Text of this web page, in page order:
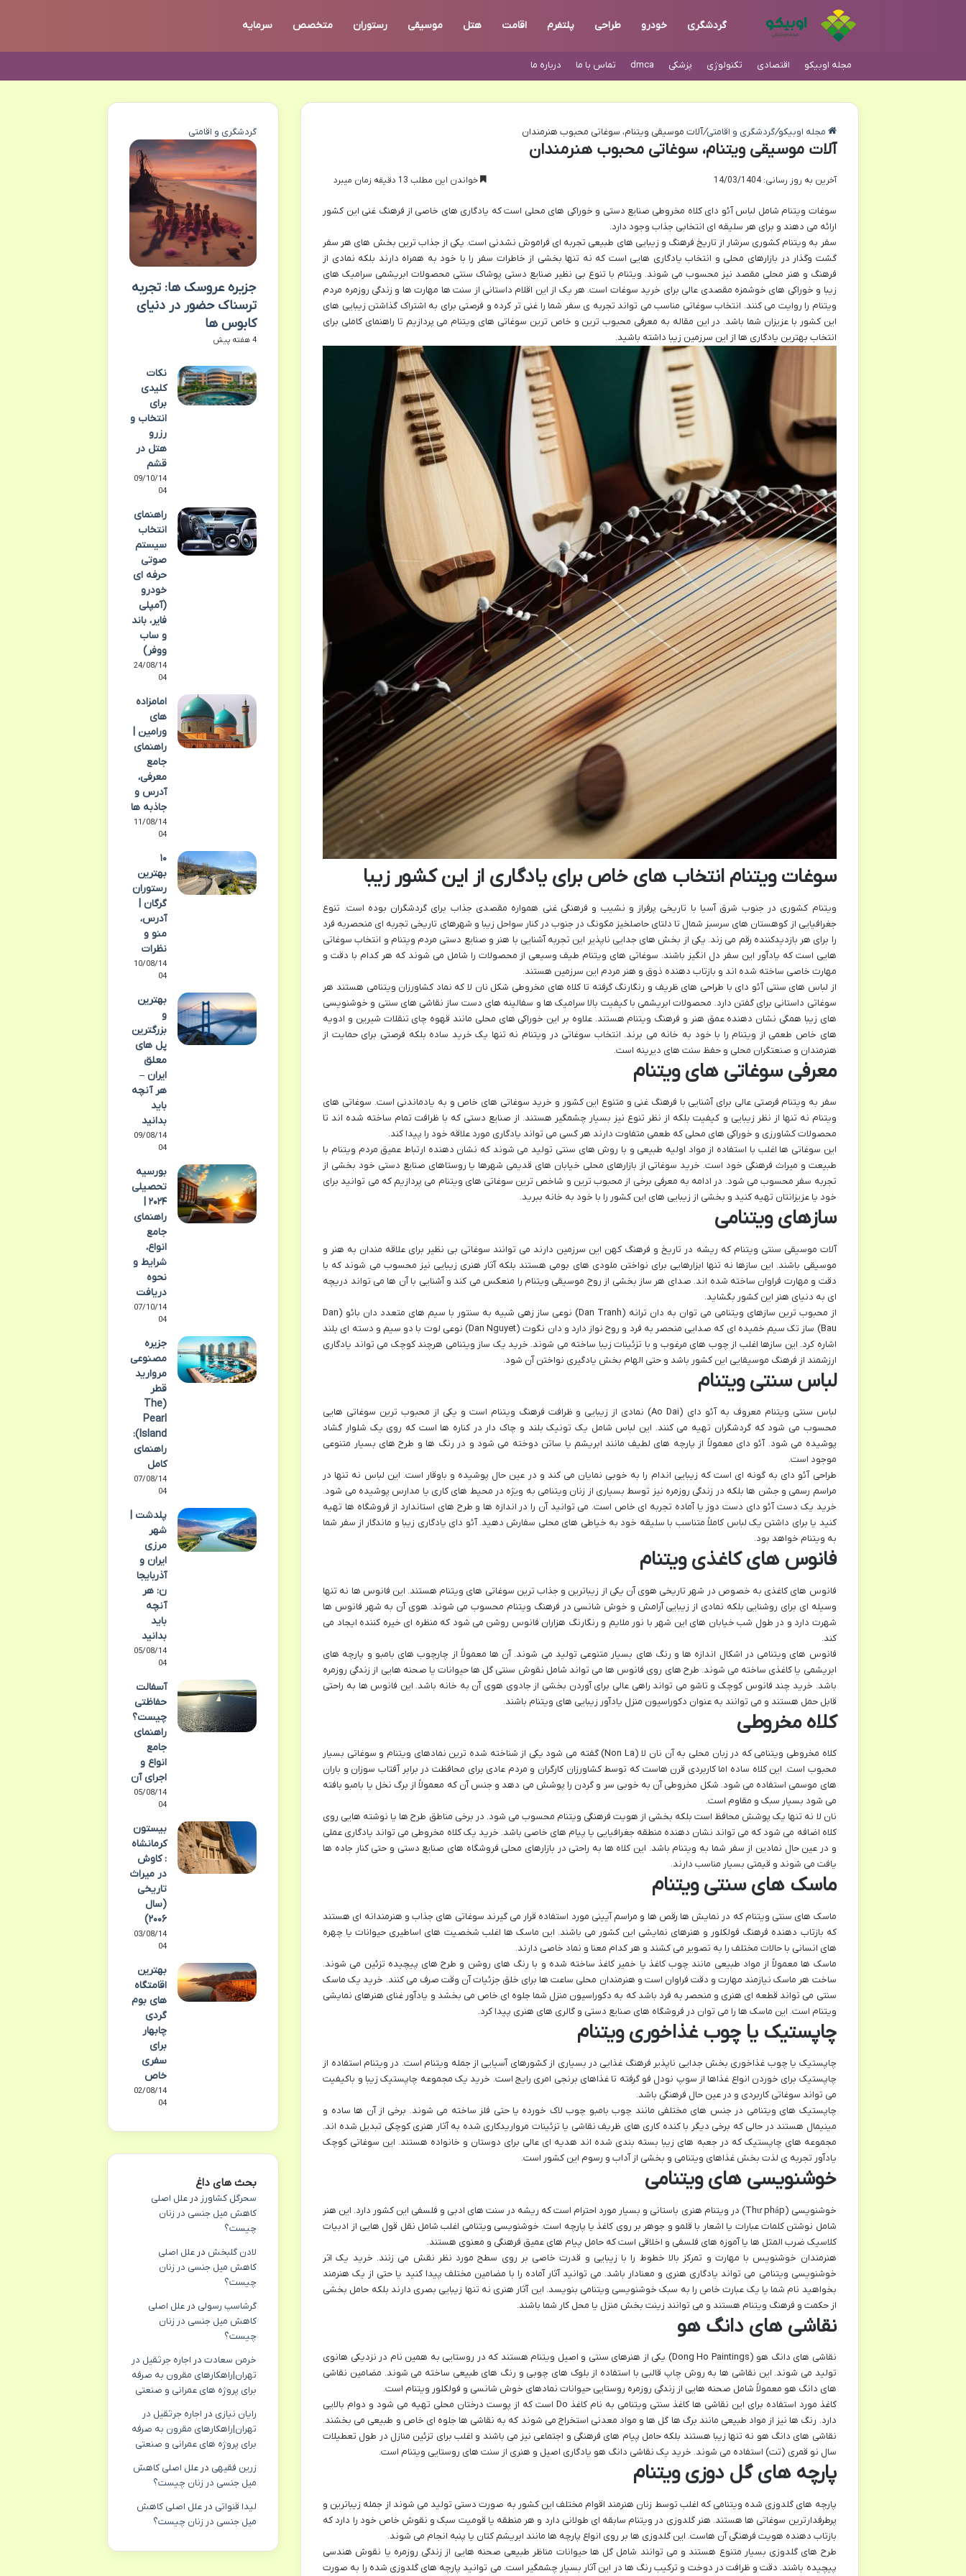
گردشگری خودرو طراحی پلتفرم اقامت هتل موسیقی رستوران متخصص سرمایه
مجله اوبیکو اقتصادی تکنولوژی پزشکی dmca تماس با ما درباره ما
مجله اوبیکو/گردشگری و اقامتی/آلات موسیقی ویتنام، سوغاتی محبوب هنرمندان
آلات موسیقی ویتنام، سوغاتی محبوب هنرمندان
آخرین به روز رسانی: 14/03/1404 خواندن این مطلب 13 دقیقه زمان میبرد
سوغات ویتنام شامل لباس آئو دای کلاه مخروطی صنایع دستی و خوراکی های محلی است که یادگاری های خاصی از فرهنگ غنی این کشور
ارائه می دهند و برای هر سلیقه ای انتخابی جذاب وجود دارد.
سفر به ویتنام کشوری سرشار از تاریخ فرهنگ و زیبایی های طبیعی تجربه ای فراموش نشدنی است. یکی از جذاب ترین بخش های هر سفر
گشت وگذار در بازارهای محلی و انتخاب یادگاری هایی است که نه تنها بخشی از خاطرات سفر را با خود به همراه دارند بلکه نمادی از
فرهنگ و هنر محلی مقصد نیز محسوب می شوند. ویتنام با تنوع بی نظیر صنایع دستی پوشاک سنتی محصولات ابریشمی سرامیک های
زیبا و خوراکی های خوشمزه مقصدی عالی برای خرید سوغات است. هر یک از این اقلام داستانی از سنت ها مهارت ها و زندگی روزمره مردم
ویتنام را روایت می کنند. انتخاب سوغاتی مناسب می تواند تجربه ی سفر شما را غنی تر کرده و فرصتی برای به اشتراک گذاشتن زیبایی های
این کشور با عزیزان شما باشد. در این مقاله به معرفی محبوب ترین و خاص ترین سوغاتی های ویتنام می پردازیم تا راهنمای کاملی برای
انتخاب بهترین یادگاری ها از این سرزمین زیبا داشته باشید.
سوغات ویتنام انتخاب های خاص برای یادگاری از این کشور زیبا
ویتنام کشوری در جنوب شرق آسیا با تاریخی پرفراز و نشیب و فرهنگی غنی همواره مقصدی جذاب برای گردشگران بوده است. تنوع
جغرافیایی از کوهستان های سرسبز شمال تا دلتای حاصلخیز مکونگ در جنوب در کنار سواحل زیبا و شهرهای تاریخی تجربه ای منحصربه فرد
را برای هر بازدیدکننده رقم می زند. یکی از بخش های جدایی ناپذیر این تجربه آشنایی با هنر و صنایع دستی مردم ویتنام و انتخاب سوغاتی
هایی است که یادآور این سفر دل انگیز باشند. سوغاتی های ویتنام طیف وسیعی از محصولات را شامل می شوند که هر کدام با دقت و
مهارت خاصی ساخته شده اند و بازتاب دهنده ذوق و هنر مردم این سرزمین هستند.
از لباس های سنتی آئو دای با طراحی های ظریف و رنگارنگ گرفته تا کلاه های مخروطی شکل نان لا که نماد کشاورزان ویتنامی هستند هر
سوغاتی داستانی برای گفتن دارد. محصولات ابریشمی با کیفیت بالا سرامیک ها و سفالینه های دست ساز نقاشی های سنتی و خوشنویسی
های زیبا همگی نشان دهنده عمق هنر و فرهنگ ویتنام هستند. علاوه بر این خوراکی های محلی مانند قهوه چای تنقلات شیرین و ادویه
های خاص طعمی از ویتنام را با خود به خانه می برند. انتخاب سوغاتی در ویتنام نه تنها یک خرید ساده بلکه فرصتی برای حمایت از
هنرمندان و صنعتگران محلی و حفظ سنت های دیرینه است.
معرفی سوغاتی های ویتنام
سفر به ویتنام فرصتی عالی برای آشنایی با فرهنگ غنی و متنوع این کشور و خرید سوغاتی های خاص و به یادماندنی است. سوغاتی های
ویتنام نه تنها از نظر زیبایی و کیفیت بلکه از نظر تنوع نیز بسیار چشمگیر هستند. از صنایع دستی که با ظرافت تمام ساخته شده اند تا
محصولات کشاورزی و خوراکی های محلی که طعمی متفاوت دارند هر کسی می تواند یادگاری مورد علاقه خود را پیدا کند.
این سوغاتی ها اغلب با استفاده از مواد اولیه طبیعی و با روش های سنتی تولید می شوند که نشان دهنده ارتباط عمیق مردم ویتنام با
طبیعت و میراث فرهنگی خود است. خرید سوغاتی از بازارهای محلی خیابان های قدیمی شهرها یا روستاهای صنایع دستی خود بخشی از
تجربه سفر محسوب می شود. در ادامه به معرفی برخی از محبوب ترین و شاخص ترین سوغاتی های ویتنام می پردازیم که می توانید برای
خود یا عزیزانتان تهیه کنید و بخشی از زیبایی های این کشور را با خود به خانه ببرید.
سازهای ویتنامی
آلات موسیقی سنتی ویتنام که ریشه در تاریخ و فرهنگ کهن این سرزمین دارند می توانند سوغاتی بی نظیر برای علاقه مندان به هنر و
موسیقی باشند. این سازها نه تنها ابزارهایی برای نواختن ملودی های بومی هستند بلکه آثار هنری زیبایی نیز محسوب می شوند که با
دقت و مهارت فراوان ساخته شده اند. صدای هر ساز بخشی از روح موسیقی ویتنام را منعکس می کند و آشنایی با آن ها می تواند دریچه
ای به دنیای هنر این کشور بگشاید.
از محبوب ترین سازهای ویتنامی می توان به دان ترانه (Dan Tranh) نوعی ساز زهی شبیه به سنتور با سیم های متعدد دان بائو (Dan
Bau) ساز تک سیم خمیده ای که صدایی منحصر به فرد و روح نواز دارد و دان نگوت (Dan Nguyet) نوعی لوت با دو سیم و دسته ای بلند
اشاره کرد. این سازها اغلب از چوب های مرغوب و با تزئینات زیبا ساخته می شوند. خرید یک ساز ویتنامی هرچند کوچک می تواند یادگاری
ارزشمند از فرهنگ موسیقایی این کشور باشد و حتی الهام بخش یادگیری نواختن آن شود.
لباس سنتی ویتنام
لباس سنتی ویتنام معروف به آئو دای (Ao Dai) نمادی از زیبایی و ظرافت فرهنگ ویتنام است و یکی از محبوب ترین سوغاتی هایی
محسوب می شود که گردشگران تهیه می کنند. این لباس شامل یک تونیک بلند و چاک دار در کناره ها است که روی یک شلوار گشاد
پوشیده می شود. آئو دای معمولاً از پارچه های لطیف مانند ابریشم یا ساتن دوخته می شود و در رنگ ها و طرح های بسیار متنوعی
موجود است.
طراحی آئو دای به گونه ای است که زیبایی اندام را به خوبی نمایان می کند و در عین حال پوشیده و باوقار است. این لباس نه تنها در
مراسم رسمی و جشن ها بلکه در زندگی روزمره نیز توسط بسیاری از زنان ویتنامی به ویژه در محیط های کاری یا مدارس پوشیده می شود.
خرید یک دست آئو دای دست دوز یا آماده تجربه ای خاص است. می توانید آن را در اندازه ها و طرح های استاندارد از فروشگاه ها تهیه
کنید یا برای داشتن یک لباس کاملاً متناسب با سلیقه خود به خیاطی های محلی سفارش دهید. آئو دای یادگاری زیبا و ماندگار از سفر شما
به ویتنام خواهد بود.
فانوس های کاغذی ویتنام
فانوس های کاغذی به خصوص در شهر تاریخی هوی آن یکی از زیباترین و جذاب ترین سوغاتی های ویتنام هستند. این فانوس ها نه تنها
وسیله ای برای روشنایی بلکه نمادی از زیبایی آرامش و خوش شانسی در فرهنگ ویتنام محسوب می شوند. هوی آن به شهر فانوس ها
شهرت دارد و در طول شب خیابان های این شهر با نور ملایم و رنگارنگ هزاران فانوس روشن می شود که منظره ای خیره کننده ایجاد می
کند.
فانوس های ویتنامی در اشکال اندازه ها و رنگ های بسیار متنوعی تولید می شوند. آن ها معمولاً از چارچوب های بامبو و پارچه های
ابریشمی یا کاغذی ساخته می شوند. طرح های روی فانوس ها می تواند شامل نقوش سنتی گل ها حیوانات یا صحنه هایی از زندگی روزمره
باشد. خرید چند فانوس کوچک و تاشو می تواند راهی عالی برای آوردن بخشی از جادوی هوی آن به خانه باشد. این فانوس ها به راحتی
قابل حمل هستند و می توانند به عنوان دکوراسیون منزل یادآور زیبایی های ویتنام باشند.
کلاه مخروطی
کلاه مخروطی ویتنامی که در زبان محلی به آن نان لا (Non La) گفته می شود یکی از شناخته شده ترین نمادهای ویتنام و سوغاتی بسیار
محبوب است. این کلاه ساده اما کاربردی قرن هاست که توسط کشاورزان کارگران و مردم عادی برای محافظت در برابر آفتاب سوزان و باران
های موسمی استفاده می شود. شکل مخروطی آن به خوبی سر و گردن را پوشش می دهد و جنس آن که معمولاً از برگ نخل یا بامبو بافته
می شود بسیار سبک و مقاوم است.
نان لا نه تنها یک پوشش محافظ است بلکه بخشی از هویت فرهنگی ویتنام محسوب می شود. در برخی مناطق طرح ها یا نوشته هایی روی
کلاه اضافه می شود که می تواند نشان دهنده منطقه جغرافیایی یا پیام های خاصی باشد. خرید یک کلاه مخروطی می تواند یادگاری عملی
و در عین حال نمادین از سفر شما به ویتنام باشد. این کلاه ها به راحتی در بازارهای محلی فروشگاه های صنایع دستی و حتی کنار جاده ها
یافت می شوند و قیمتی بسیار مناسب دارند.
ماسک های سنتی ویتنام
ماسک های سنتی ویتنام که در نمایش ها رقص ها و مراسم آیینی مورد استفاده قرار می گیرند سوغاتی های جذاب و هنرمندانه ای هستند
که بازتاب دهنده فرهنگ فولکلور و هنرهای نمایشی این کشور می باشند. این ماسک ها اغلب شخصیت های اساطیری حیوانات یا چهره
های انسانی با حالات مختلف را به تصویر می کشند و هر کدام معنا و نماد خاصی دارند.
ماسک ها معمولاً از مواد طبیعی مانند چوب کاغذ یا خمیر کاغذ ساخته شده و با رنگ های روشن و طرح های پیچیده تزئین می شوند.
ساخت هر ماسک نیازمند مهارت و دقت فراوان است و هنرمندان محلی ساعت ها برای خلق جزئیات آن وقت صرف می کنند. خرید یک ماسک
سنتی می تواند قطعه ای هنری و منحصر به فرد باشد که به دکوراسیون منزل شما جلوه ای خاص می بخشد و یادآور غنای هنرهای نمایشی
ویتنام است. این ماسک ها را می توان در فروشگاه های صنایع دستی و گالری های هنری پیدا کرد.
چاپستیک یا چوب غذاخوری ویتنام
چاپستیک یا چوب غذاخوری بخش جدایی ناپذیر فرهنگ غذایی در بسیاری از کشورهای آسیایی از جمله ویتنام است. در ویتنام استفاده از
چاپستیک برای خوردن انواع غذاها از سوپ نودل فو گرفته تا غذاهای برنجی امری رایج است. خرید یک مجموعه چاپستیک زیبا و باکیفیت
می تواند سوغاتی کاربردی و در عین حال فرهنگی باشد.
چاپستیک های ویتنامی در جنس های مختلفی مانند چوب بامبو چوب لاک خورده یا حتی فلز ساخته می شوند. برخی از آن ها ساده و
مینیمال هستند در حالی که برخی دیگر با کنده کاری های ظریف نقاشی یا تزئینات مرواریدکاری شده به آثار هنری کوچکی تبدیل شده اند.
مجموعه های چاپستیک که در جعبه های زیبا بسته بندی شده اند هدیه ای عالی برای دوستان و خانواده هستند. این سوغاتی کوچک
یادآور تجربه ی لذت بخش غذاهای ویتنامی و بخشی از آداب و رسوم این کشور است.
خوشنویسی های ویتنامی
خوشنویسی (Thư pháp) در ویتنام هنری باستانی و بسیار مورد احترام است که ریشه در سنت های ادبی و فلسفی این کشور دارد. این هنر
شامل نوشتن کلمات عبارات یا اشعار با قلمو و جوهر بر روی کاغذ یا پارچه است. خوشنویسی ویتنامی اغلب شامل نقل قول هایی از ادبیات
کلاسیک ضرب المثل ها یا آموزه های فلسفی و اخلاقی است که حامل پیام های عمیق فرهنگی و معنوی هستند.
هنرمندان خوشنویس با مهارت و تمرکز بالا خطوط را با زیبایی و قدرت خاصی بر روی سطح مورد نظر نقش می زنند. خرید یک اثر
خوشنویسی ویتنامی می تواند یادگاری هنری و معنادار باشد. می توانید آثار آماده را با مضامین مختلف پیدا کنید یا حتی از یک هنرمند
بخواهید نام شما یا یک عبارت خاص را به سبک خوشنویسی ویتنامی بنویسد. این آثار هنری نه تنها زیبایی بصری دارند بلکه حامل بخشی
از حکمت و فرهنگ ویتنام هستند و می توانند زینت بخش منزل یا محل کار شما باشند.
نقاشی های دانگ هو
نقاشی های دانگ هو (Dong Ho Paintings) یکی از هنرهای سنتی و اصیل ویتنام هستند که در روستایی به همین نام در نزدیکی هانوی
تولید می شوند. این نقاشی ها به روش چاپ قالبی با استفاده از بلوک های چوبی و رنگ های طبیعی ساخته می شوند. مضامین نقاشی
های دانگ هو معمولاً شامل صحنه هایی از زندگی روزمره روستایی حیوانات نمادهای خوش شانسی و فولکلور ویتنام است.
کاغذ مورد استفاده برای این نقاشی ها کاغذ سنتی ویتنامی به نام کاغذ Do است که از پوست درختان محلی تهیه می شود و دوام بالایی
دارد. رنگ ها نیز از مواد طبیعی مانند برگ ها گل ها و مواد معدنی استخراج می شوند که به نقاشی ها جلوه ای خاص و طبیعی می بخشند.
نقاشی های دانگ هو نه تنها زیبا هستند بلکه حامل پیام های فرهنگی و اجتماعی نیز می باشند و اغلب برای تزئین منازل در طول تعطیلات
سال نو قمری (تت) استفاده می شوند. خرید یک نقاشی دانگ هو یادگاری اصیل و هنری از سنت های روستایی ویتنام است.
پارچه های گل دوزی ویتنام
پارچه های گلدوزی شده ویتنامی که اغلب توسط زنان هنرمند اقوام مختلف این کشور به صورت دستی تولید می شوند از جمله زیباترین و
پرطرفدارترین سوغاتی ها هستند. هنر گلدوزی در ویتنام سابقه ای طولانی دارد و هر منطقه یا قومیت سبک و نقوش خاص خود را دارد که
بازتاب دهنده هویت فرهنگی آن هاست. این گلدوزی ها بر روی انواع پارچه ها مانند ابریشم کتان یا پنبه انجام می شوند.
طرح های گلدوزی بسیار متنوع هستند و می توانند شامل گل ها حیوانات مناظر طبیعی صحنه هایی از زندگی روزمره یا نقوش هندسی
پیچیده باشند. دقت و ظرافت در دوخت و ترکیب رنگ ها در این آثار بسیار چشمگیر است. می توانید پارچه های گلدوزی شده را به صورت
گردشگری و اقامتی
جزیره عروسک ها: تجربه
ترسناک حضور در دنیای
کابوس ها
4 هفته پیش
نکات
کلیدی
برای
انتخاب و
رزرو
هتل در
قشم
09/10/14
04
راهنمای
انتخاب
سیستم
صوتی
حرفه ای
خودرو
(آمپلی
فایر، باند
و ساب
ووفر)
24/08/14
04
امامزاده
های
ورامین |
راهنمای
جامع
معرفی،
آدرس و
جاذبه ها
11/08/14
04
۱۰
بهترین
رستوران
گرگان |
آدرس،
منو و
نظرات
10/08/14
04
بهترین
و
بزرگترین
پل های
معلق
ایران –
هر آنچه
باید
بدانید
09/08/14
04
بورسیه
تحصیلی
۲۰۲۴ |
راهنمای
جامع
انواع،
شرایط و
نحوه
دریافت
07/10/14
04
جزیره
مصنوعی
مروارید
قطر
(The
Pearl
Island):
راهنمای
کامل
07/08/14
04
پلدشت |
شهر
مرزی
ایران و
آذربایجا
ن: هر
آنچه
باید
بدانید
05/08/14
04
آسفالت
حفاظتی
چیست؟
راهنمای
جامع
انواع و
اجرای آن
05/08/14
04
بیستون
کرمانشاه
: کاوش
در میراث
تاریخی
(سال
۲۰۰۶)
03/08/14
04
بهترین
اقامتگاه
های بوم
گردی
چابهار
برای
سفری
خاص
02/08/14
04
بحث های داغ
سحرگل کشاورز در علل اصلی
کاهش میل جنسی در زنان
چیست؟
لادن گلبخش در علل اصلی
کاهش میل جنسی در زنان
چیست؟
گرشاسپ رسولی در علل اصلی
کاهش میل جنسی در زنان
چیست؟
خرمن سعادتدر اجاره جرثقیل در
تهران|راهکارهای مقرون به صرفه
برای پروژه های عمرانی و صنعتی
رایان نیازی در اجاره جرثقیل در
تهران|راهکارهای مقرون به صرفه
برای پروژه های عمرانی و صنعتی
زرین فقیهی در علل اصلی کاهش
میل جنسی در زنان چیست؟
لیدا قنواتی در علل اصلی کاهش
میل جنسی در زنان چیست؟